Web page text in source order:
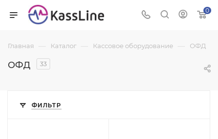
0
Главная — Каталог — Кассовое оборудование — ОФД
ОФД 33
ФИЛЬТР